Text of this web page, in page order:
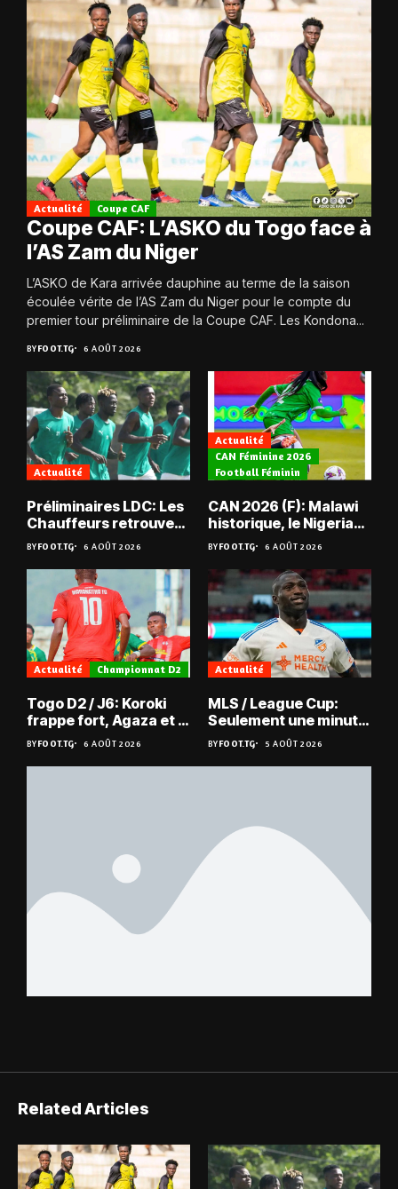
Actualité Coupe CAF
Coupe CAF: L’ASKO du Togo face à
l’AS Zam du Niger
L’ASKO de Kara arrivée dauphine au terme de la saison
écoulée vérite de l’AS Zam du Niger pour le compte du
premier tour préliminaire de la Coupe CAF. Les Kondona...
BYFOOT.TG 6 AOÛT 2026
Actualité
Préliminaires LDC: Les
Chauffeurs retrouvent
les Mimos
BYFOOT.TG 6 AOÛT 2026
Actualité
CAN Féminine 2026
Football Féminin
CAN 2026 (F): Malawi
historique, le Nigeria
sauvé, la Zambie
éliminée
BYFOOT.TG 6 AOÛT 2026
Actualité Championnat D2
Togo D2 / J6: Koroki
frappe fort, Agaza et la
JCA assurent,
suspense avant Sara
FC – Doumbé FC
BYFOOT.TG 6 AOÛT 2026
Actualité
MLS / League Cup:
Seulement une minute
de jeu pour Kévin
Denkey
BYFOOT.TG 5 AOÛT 2026
Related Articles